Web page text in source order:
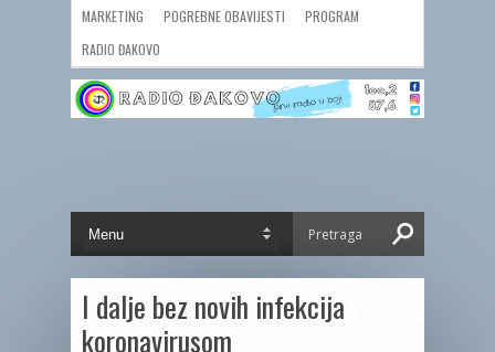
MARKETING POGREBNE OBAVIJESTI
PROGRAM
RADIO ĐAKOVO
I dalje bez novih infekcija
koronavirusom